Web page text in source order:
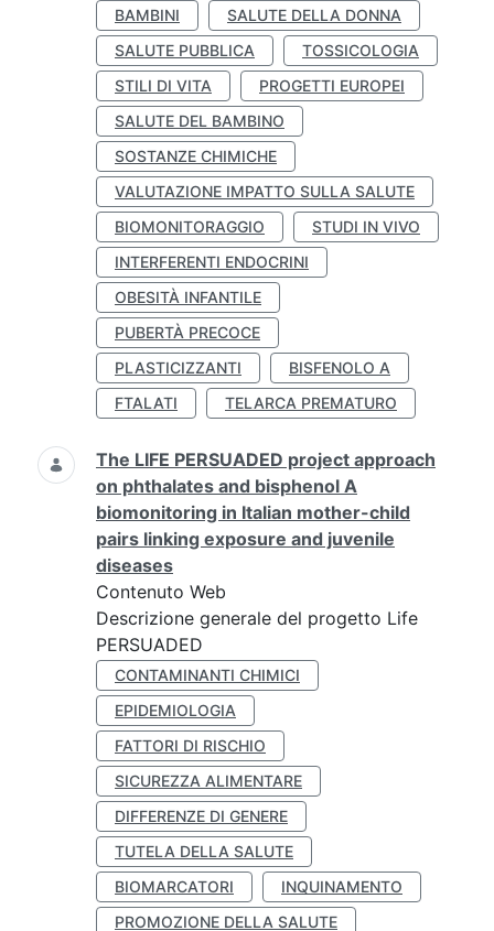
BAMBINI
SALUTE DELLA DONNA
SALUTE PUBBLICA
TOSSICOLOGIA
STILI DI VITA
PROGETTI EUROPEI
SALUTE DEL BAMBINO
SOSTANZE CHIMICHE
VALUTAZIONE IMPATTO SULLA SALUTE
BIOMONITORAGGIO
STUDI IN VIVO
INTERFERENTI ENDOCRINI
OBESITÀ INFANTILE
PUBERTÀ PRECOCE
PLASTICIZZANTI
BISFENOLO A
FTALATI
TELARCA PREMATURO
The LIFE PERSUADED project approach
on phthalates and bisphenol A
biomonitoring in Italian mother-child
pairs linking exposure and juvenile
diseases
Contenuto Web
Descrizione generale del progetto Life
PERSUADED
CONTAMINANTI CHIMICI
EPIDEMIOLOGIA
FATTORI DI RISCHIO
SICUREZZA ALIMENTARE
DIFFERENZE DI GENERE
TUTELA DELLA SALUTE
BIOMARCATORI
INQUINAMENTO
PROMOZIONE DELLA SALUTE